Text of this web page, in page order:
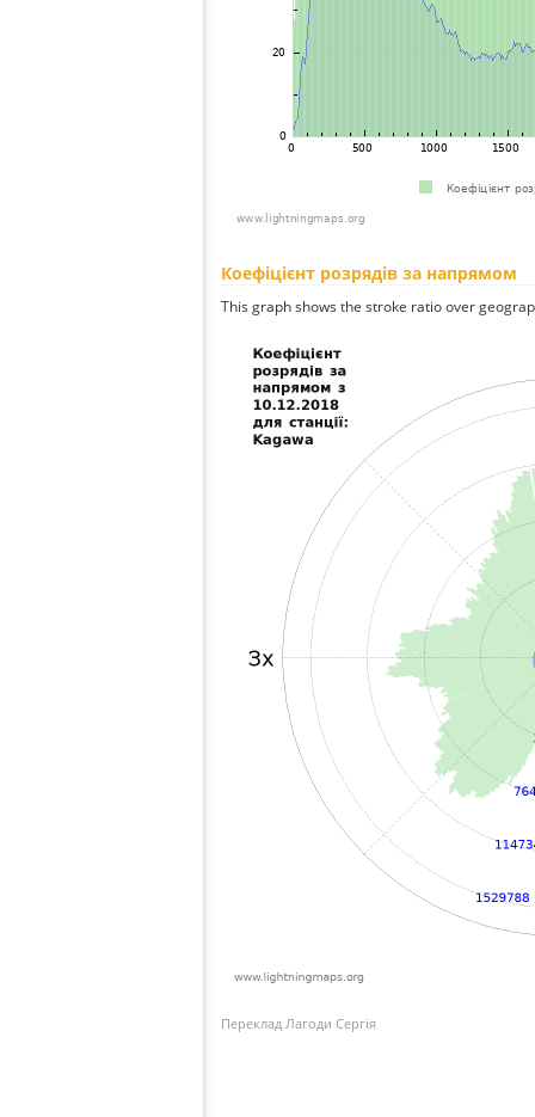
Коефіцієнт розрядів за напрямом
This graph shows the stroke ratio over
Переклад Лагоди Сергія